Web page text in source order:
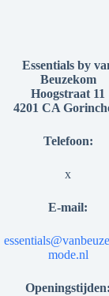
Essentials by
Beuzekom
Hoogstraat 11
4201 CA
Telefoon:
x
E-mail:
mode.nl
Openingstijden: